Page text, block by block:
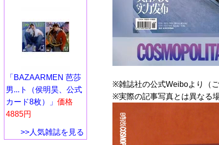
「BAZAARMEN 芭莎
男...ト（侯明昊、公式
カード8枚）」 価格
4885円
>>人気雑誌を見る
※雑誌社の公式Weiboより（
※実際の記事写真とは異なる